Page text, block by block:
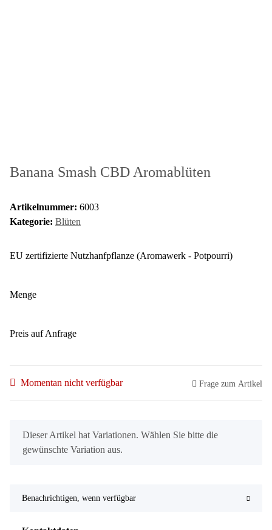
Banana Smash CBD Aromablüten
Artikelnummer: 6003
Kategorie: Blüten
EU zertifizierte Nutzhanfpflanze (Aromawerk - Potpourri)
Menge
Preis auf Anfrage
Momentan nicht verfügbar Frage zum Artikel
x
Dieser Artikel hat Variationen. Wählen Sie bitte die
gewünschte Variation aus.
Benachrichtigen, wenn verfügbar